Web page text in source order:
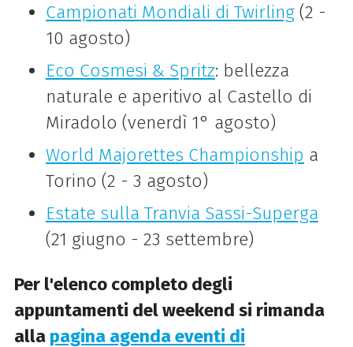
Campionati Mondiali di Twirling(2 -
10 agosto)
Eco Cosmesi & Spritz: bellezza
naturale e aperitivo al Castello di
Miradolo (venerdì 1° agosto)
World Majorettes Championship a
Torino (2 - 3 agosto)
Estate sulla Tranvia Sassi-Superga
(21 giugno - 23 settembre)
Per l'elenco completo degli
appuntamenti del weekend si rimanda
alla pagina agenda eventi di